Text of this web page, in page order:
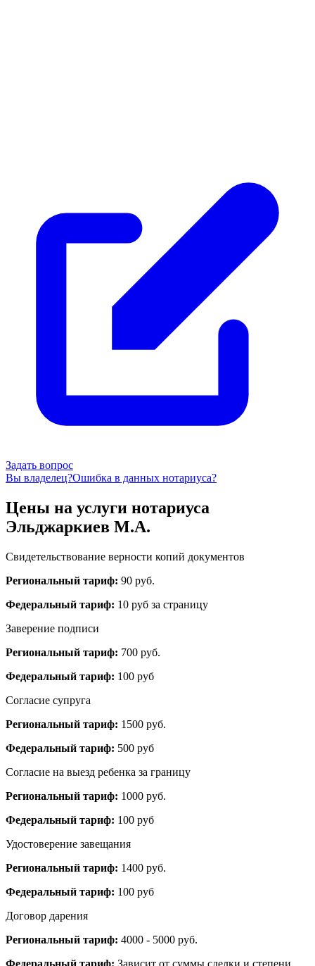
Задать вопрос
Вы владелец?Ошибка в данных нотариуса?
Цены на услуги нотариуса
Эльджаркиев М.А.
Свидетельствование верности копий документов
Региональный тариф: 90 руб.
Федеральный тариф: 10 руб за страницу
Заверение подписи
Региональный тариф: 700 руб.
Федеральный тариф: 100 руб
Согласие супруга
Региональный тариф: 1500 руб.
Федеральный тариф: 500 руб
Согласие на выезд ребенка за границу
Региональный тариф: 1000 руб.
Федеральный тариф: 100 руб
Удостоверение завещания
Региональный тариф: 1400 руб.
Федеральный тариф: 100 руб
Договор дарения
Региональный тариф: 4000 - 5000 руб.
Федеральный тариф: Зависит от суммы сделки и степени